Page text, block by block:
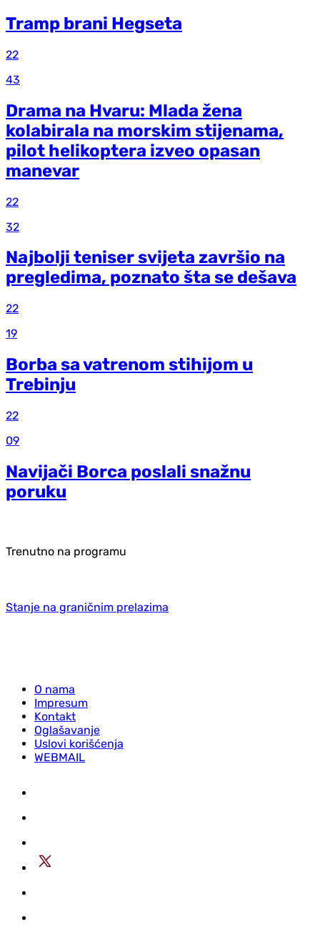
Tramp brani Hegseta
22
43
Drama na Hvaru: Mlada žena
kolabirala na morskim stijenama,
pilot helikoptera izveo opasan
manevar
22
32
Najbolji teniser svijeta završio na
pregledima, poznato šta se dešava
22
19
Borba sa vatrenom stihijom u
Trebinju
22
09
Navijači Borca poslali snažnu
poruku
Trenutno na programu
Stanje na graničnim prelazima
O nama
Impresum
Kontakt
Oglašavanje
Uslovi korišćenja
WEBMAIL